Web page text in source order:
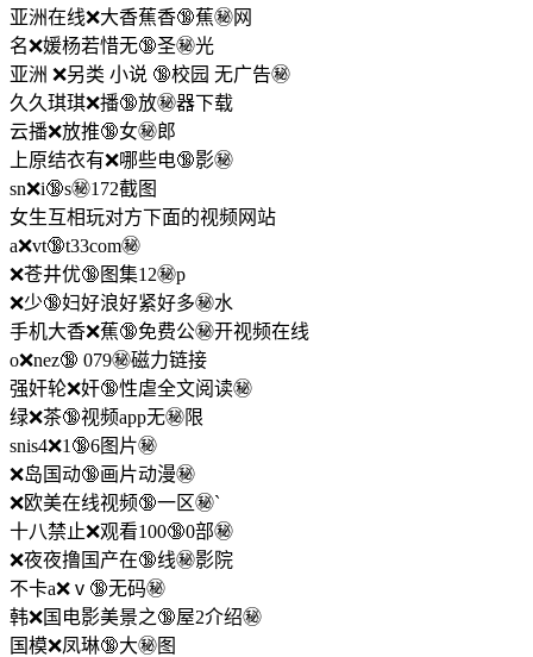
亚洲在线❌大香蕉香🔞蕉㊙️网
名❌媛杨若惜无🔞圣㊙️光
亚洲 ❌另类 小说 🔞校园 无广告㊙️
久久琪琪❌播🔞放㊙️器下载
云播❌放推🔞女㊙️郎
上原结衣有❌哪些电🔞影㊙️
sn❌i🔞s㊙️172截图
女生互相玩对方下面的视频网站
a❌vt🔞t33com㊙️
❌苍井优🔞图集12㊙️p
❌少🔞妇好浪好紧好多㊙️水
手机大香❌蕉🔞免费公㊙️开视频在线
o❌nez🔞 079㊙️磁力链接
强奸轮❌奸🔞性虐全文阅读㊙️
绿❌茶🔞视频app无㊙️限
snis4❌1🔞6图片㊙️
❌岛国动🔞画片动漫㊙️
❌欧美在线视频🔞一区㊙️`
十八禁止❌观看100🔞0部㊙️
❌夜夜撸国产在🔞线㊙️影院
不卡a❌ⅴ🔞无码㊙️
韩❌国电影美景之🔞屋2介绍㊙️
国模❌凤琳🔞大㊙️图